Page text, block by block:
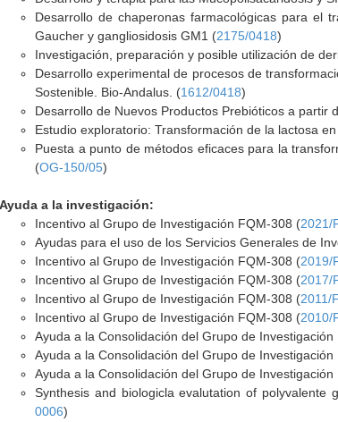
Desarrollo de chaperonas farmacológicas para el
Gaucher y gangliosidosis GM1 (2175/0418)
Investigación, preparación y posible utilización de
Desarrollo experimental de procesos de
Sostenible. Bio-Andalus. (1612/0418)
Desarrollo de Nuevos Productos Prebióticos a partir
Estudio exploratorio: Transformación de la lactosa
Puesta a punto de métodos eficaces para la
(OG-150/05)
Ayuda a la investigación:
Incentivo al Grupo de Investigación FQM-308 (2021/
Ayudas para el uso de los Servicios Generales de
Incentivo al Grupo de Investigación FQM-308 (2019/
Incentivo al Grupo de Investigación FQM-308 (2017/
Incentivo al Grupo de Investigación FQM-308 (2011/
Incentivo al Grupo de Investigación FQM-308 (2010/
Ayuda a la Consolidación del Grupo de
Ayuda a la Consolidación del Grupo de
Ayuda a la Consolidación del Grupo de
Synthesis and biologicla evalutation of
0006)